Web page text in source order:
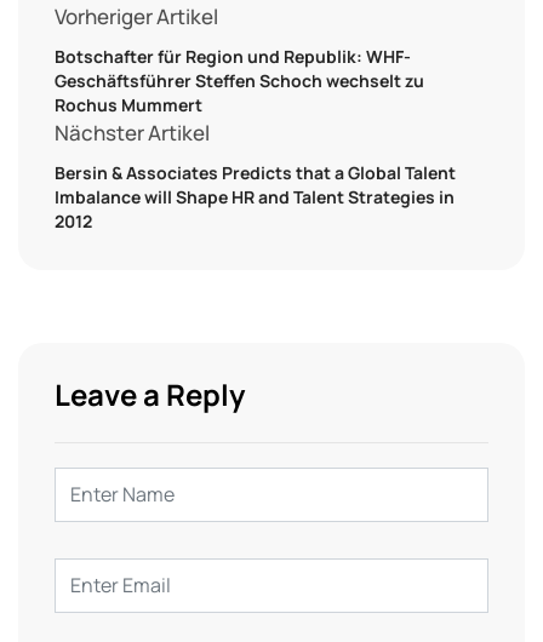
Vorheriger Artikel
Botschafter für Region und Republik: WHF-
Geschäftsführer Steffen Schoch wechselt zu
Rochus Mummert
Nächster Artikel
Bersin & Associates Predicts that a Global Talent
Imbalance will Shape HR and Talent Strategies in
2012
Leave a Reply